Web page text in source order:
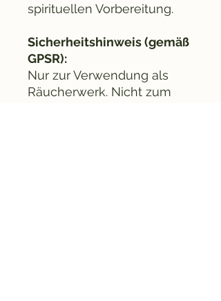
spirituellen Vorbereitung.​
Sicherheitshinweis (gemäß
GPSR):
Nur zur Verwendung als
Räucherwerk. Nicht zum